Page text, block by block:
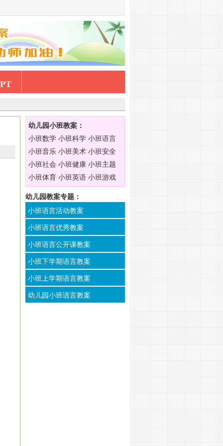
幼儿园小班教案：
小班数学 小班科学 小班语言
小班音乐 小班美术 小班安全
小班社会 小班健康 小班主题
小班体育 小班英语 小班游戏
幼儿园教案专题：
小班语言活动教案
小班语言优秀教案
小班语言公开课教案
小班下学期语言教案
小班上学期语言教案
幼儿园小班语言教案